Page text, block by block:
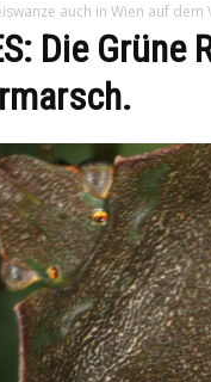
auch in Wien auf dem
Die